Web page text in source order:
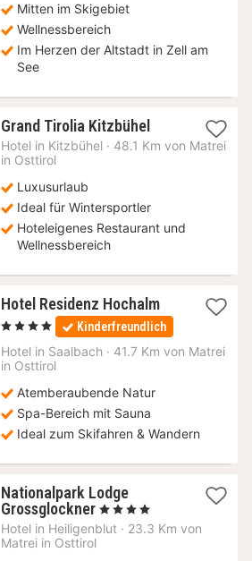
Mitten im Skigebiet
Wellnessbereich
Im Herzen der Altstadt in Zell am
See
Grand Tirolia Kitzbühel1
Nacht
Hotel in Kitzbühel · 48.1 Km von Matrei
in Osttirol
Luxusurlaub
Ideal für Wintersportler
Hoteleigenes Restaurant und
Wellnessbereich
Hotel Residenz Hochalm1
Nacht
ab
167,20
, 4 Sterne Kinderfreundlich
Hotel in Saalbach · 41.7 Km von Matrei
in Osttirol
Atemberaubende Natur
Spa-Bereich mit Sauna
Ideal zum Skifahren & Wandern
Nationalpark Lodge
Grossglockner 1
Nacht
, 4 Sterne
Hotel in Heiligenblut · 23.3 Km von
Matrei in Osttirol